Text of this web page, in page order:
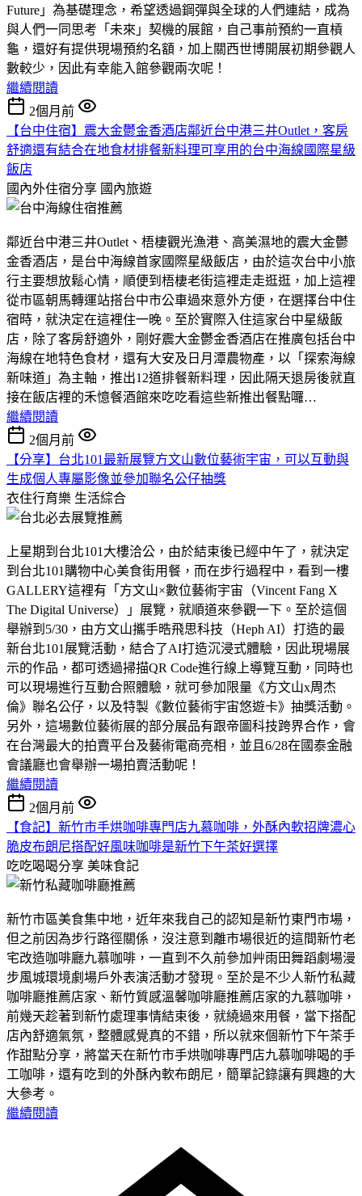
Future」為基礎理念，希望透過鋼彈與全球的人們連結，成為
與人們一同思考「未來」契機的展館，自己事前預約一直槓
龜，還好有提供現場預約名額，加上關西世博開展初期參觀人
數較少，因此有幸能入館參觀兩次呢！
繼續閱讀
2個月前
【台中住宿】震大金鬱金香酒店鄰近台中港三井Outlet，客房
舒適還有結合在地食材排餐新料理可享用的台中海線國際星級
飯店
國內外住宿分享 國內旅遊
鄰近台中港三井Outlet、梧棲觀光漁港、高美濕地的震大金鬱
金香酒店，是台中海線首家國際星級飯店，由於這次台中小旅
行主要想放鬆心情，順便到梧棲老街這裡走走逛逛，加上這裡
從市區朝馬轉運站搭台中市公車過來意外方便，在選擇台中住
宿時，就決定在這裡住一晚。至於實際入住這家台中星級飯
店，除了客房舒適外，剛好震大金鬱金香酒店在推廣包括台中
海線在地特色食材，還有大安及日月潭農物產，以「探索海線
新味道」為主軸，推出12道排餐新料理，因此隔天退房後就直
接在飯店裡的禾憶餐酒館來吃吃看這些新推出餐點囉…
繼續閱讀
2個月前
【分享】台北101最新展覽方文山數位藝術宇宙，可以互動與
生成個人專屬影像並參加聯名公仔抽獎
衣住行育樂 生活綜合
上星期到台北101大樓洽公，由於結束後已經中午了，就決定
到台北101購物中心美食街用餐，而在步行過程中，看到一樓
GALLERY這裡有「方文山×數位藝術宇宙（Vincent Fang X
The Digital Universe）」展覽，就順道來參觀一下。至於這個
舉辦到5/30，由方文山攜手晧飛思科技（Heph AI）打造的最
新台北101展覽活動，結合了AI打造沉浸式體驗，因此現場展
示的作品，都可透過掃描QR Code進行線上導覽互動，同時也
可以現場進行互動合照體驗，就可參加限量《方文山x周杰
倫》聯名公仔，以及特製《數位藝術宇宙悠遊卡》抽獎活動。
另外，這場數位藝術展的部分展品有跟帝圖科技跨界合作，會
在台灣最大的拍賣平台及藝術電商亮相，並且6/28在國泰金融
會議廳也會舉辦一場拍賣活動呢！
繼續閱讀
2個月前
【食記】新竹市手烘咖啡專門店九慕咖啡，外酥內軟招牌濃心
脆皮布朗尼搭配好風味咖啡是新竹下午茶好選擇
吃吃喝喝分享 美味食記
新竹市區美食集中地，近年來我自己的認知是新竹東門市場，
但之前因為步行路徑關係，沒注意到離市場很近的這間新竹老
宅改造咖啡廳九慕咖啡，一直到不久前參加艸雨田舞蹈劇場漫
步風城環境劇場戶外表演活動才發現。至於是不少人新竹私藏
咖啡廳推薦店家、新竹質感溫馨咖啡廳推薦店家的九慕咖啡，
前幾天趁著到新竹處理事情結束後，就繞過來用餐，當下搭配
店內舒適氣氛，整體感覺真的不錯，所以就來個新竹下午茶手
作甜點分享，將當天在新竹市手烘咖啡專門店九慕咖啡喝的手
工咖啡，還有吃到的外酥內軟布朗尼，簡單記錄讓有興趣的大
大參考。
繼續閱讀